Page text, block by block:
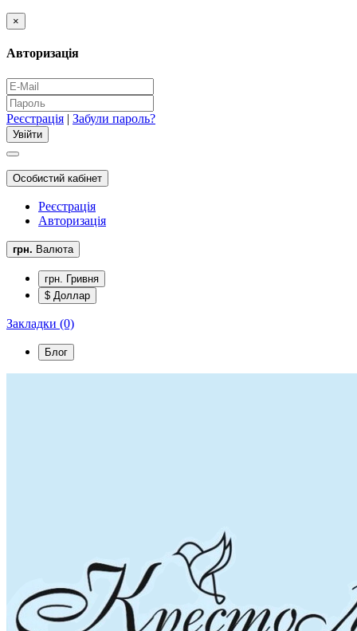
×
Авторизація
Реєстрація | Забули пароль?
Особистий кабінет
Реєстрація
Авторизація
грн. Валюта
грн. Гривня
$ Доллар
Закладки (0)
Блог